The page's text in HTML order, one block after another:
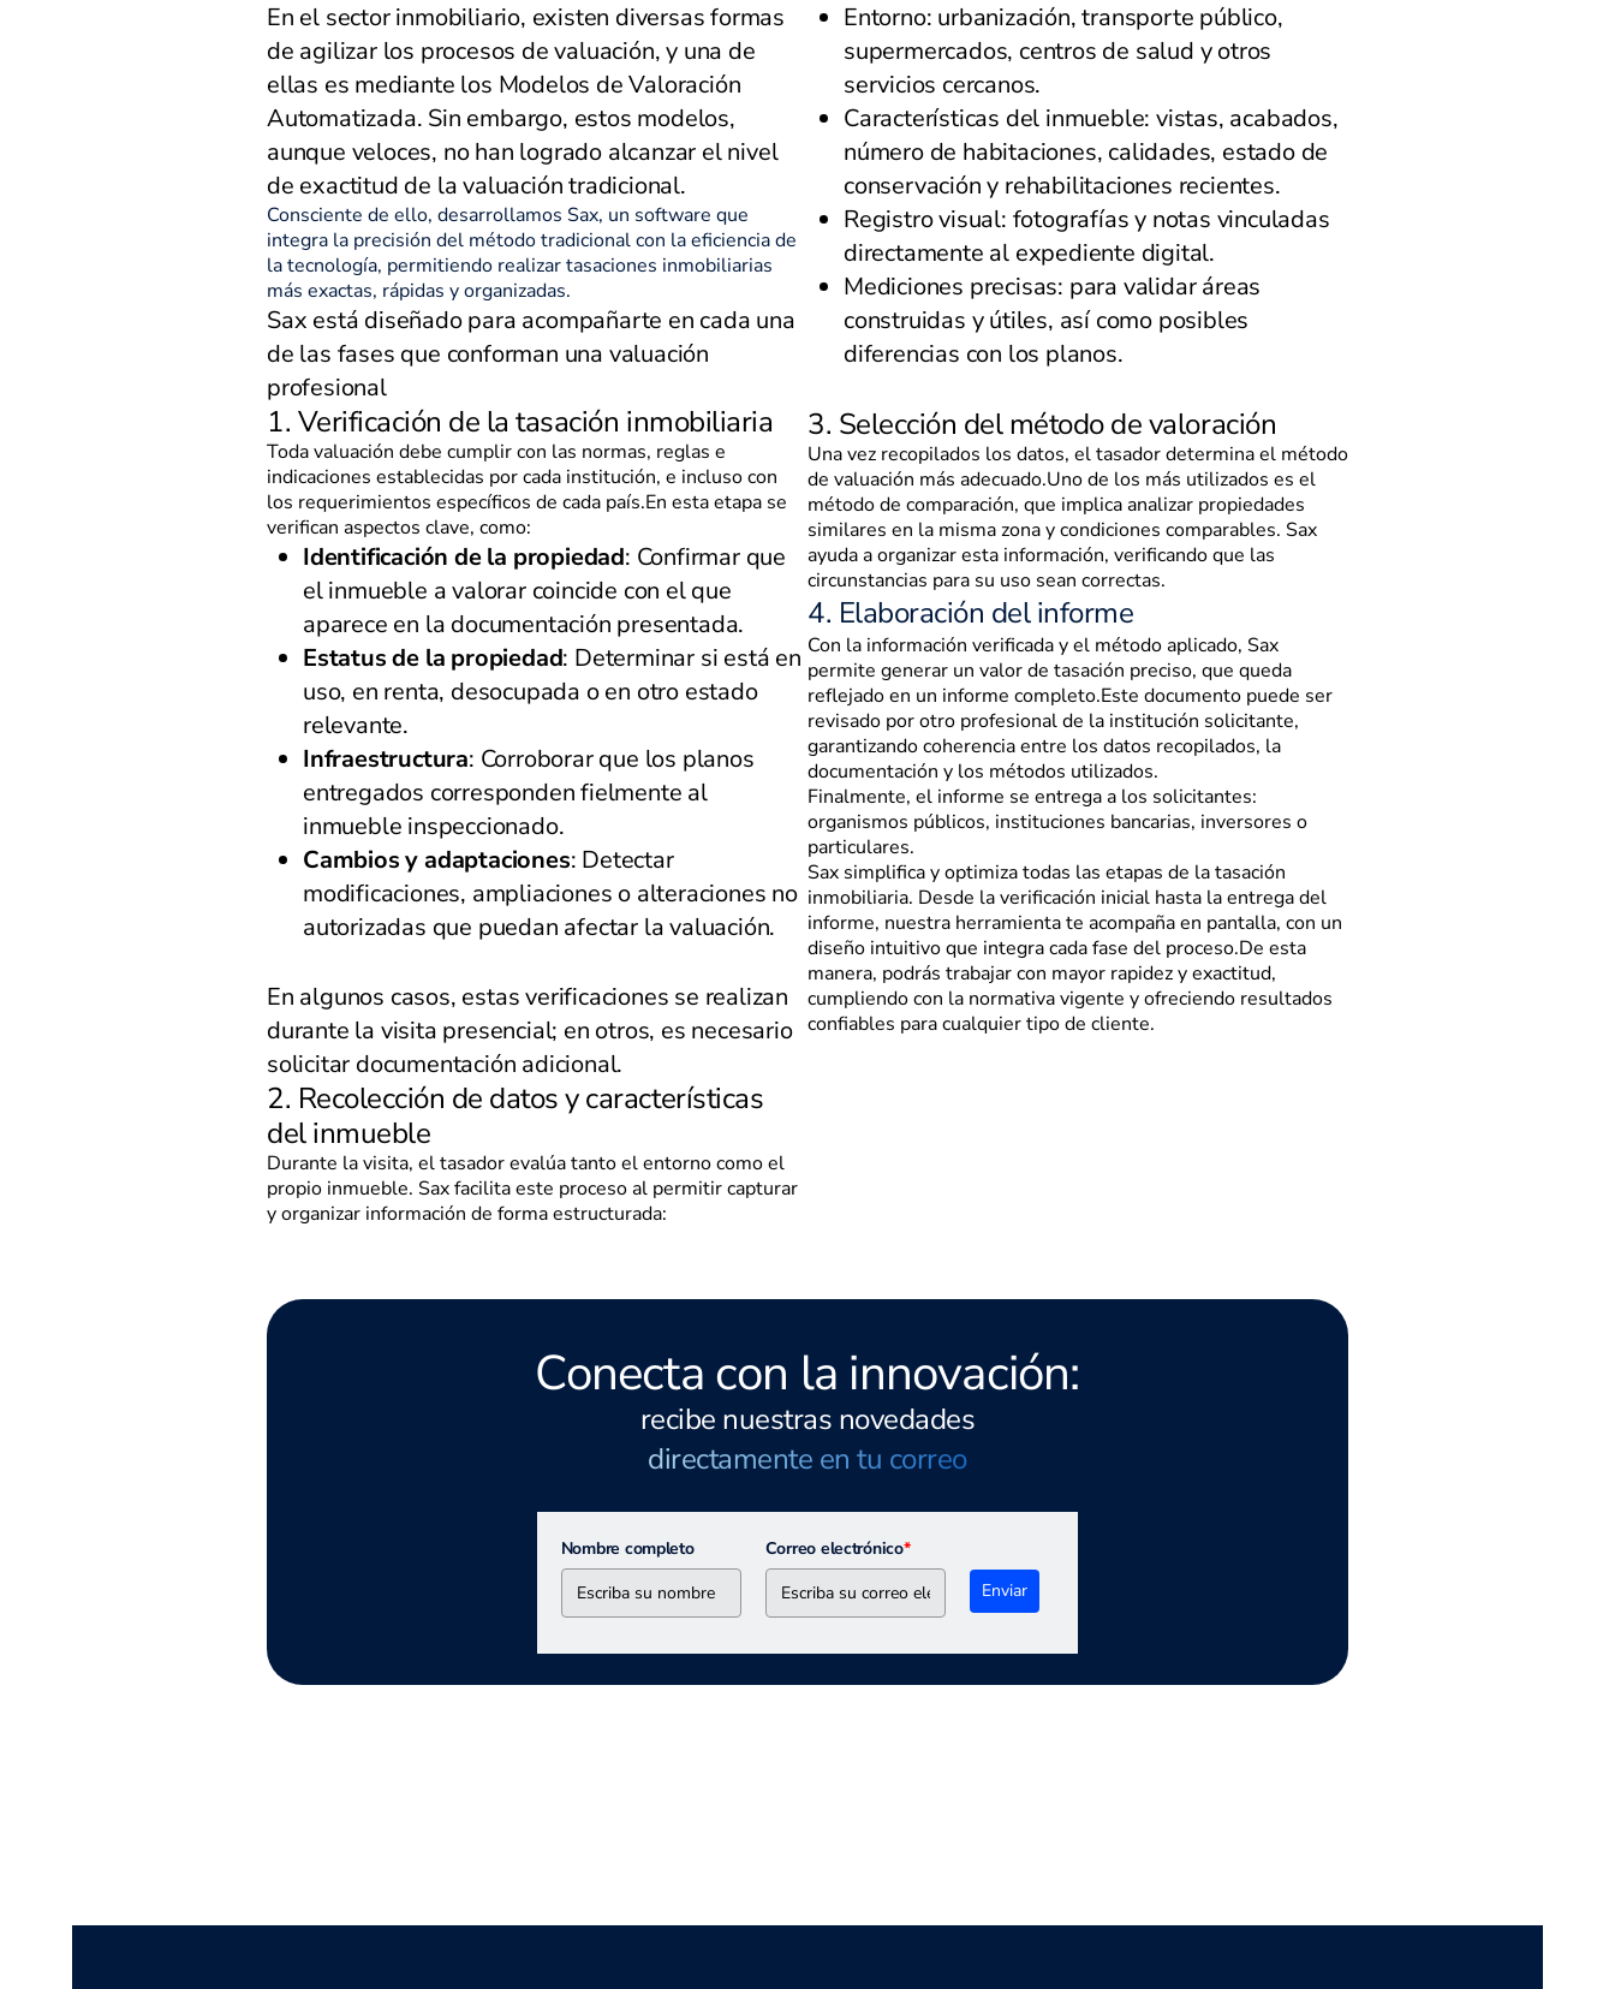
En el sector inmobiliario, existen diversas formas
de agilizar los procesos de valuación, y una de
ellas es mediante los Modelos de Valoración
Automatizada. Sin embargo, estos modelos,
aunque veloces, no han logrado alcanzar el nivel
de exactitud de la valuación tradicional.
Consciente de ello, desarrollamos Sax, un software que
integra la precisión del método tradicional con la eficiencia de
la tecnología, permitiendo realizar tasaciones inmobiliarias
más exactas, rápidas y organizadas.
Sax está diseñado para acompañarte en cada una
de las fases que conforman una valuación
profesional
1. Verificación de la tasación inmobiliaria
Toda valuación debe cumplir con las normas, reglas e
indicaciones establecidas por cada institución, e incluso con
los requerimientos específicos de cada país.En esta etapa se
verifican aspectos clave, como:
Identificación de la propiedad: Confirmar que
el inmueble a valorar coincide con el que
aparece en la documentación presentada.
Estatus de la propiedad: Determinar si está en
uso, en renta, desocupada o en otro estado
relevante.
Infraestructura: Corroborar que los planos
entregados corresponden fielmente al
inmueble inspeccionado.
Cambios y adaptaciones: Detectar
modificaciones, ampliaciones o alteraciones no
autorizadas que puedan afectar la valuación.
En algunos casos, estas verificaciones se realizan
durante la visita presencial; en otros, es necesario
solicitar documentación adicional.
2. Recolección de datos y características
del inmueble
Durante la visita, el tasador evalúa tanto el entorno como el
propio inmueble. Sax facilita este proceso al permitir capturar
y organizar información de forma estructurada:
Entorno: urbanización, transporte público,
supermercados, centros de salud y otros
servicios cercanos.
Características del inmueble: vistas, acabados,
número de habitaciones, calidades, estado de
conservación y rehabilitaciones recientes.
Registro visual: fotografías y notas vinculadas
directamente al expediente digital.
Mediciones precisas: para validar áreas
construidas y útiles, así como posibles
diferencias con los planos.
3. Selección del método de valoración
Una vez recopilados los datos, el tasador determina el método
de valuación más adecuado.Uno de los más utilizados es el
método de comparación, que implica analizar propiedades
similares en la misma zona y condiciones comparables. Sax
ayuda a organizar esta información, verificando que las
circunstancias para su uso sean correctas.
4. Elaboración del informe
Con la información verificada y el método aplicado, Sax
permite generar un valor de tasación preciso, que queda
reflejado en un informe completo.Este documento puede ser
revisado por otro profesional de la institución solicitante,
garantizando coherencia entre los datos recopilados, la
documentación y los métodos utilizados.
Finalmente, el informe se entrega a los solicitantes:
organismos públicos, instituciones bancarias, inversores o
particulares.
Sax simplifica y optimiza todas las etapas de la tasación
inmobiliaria. Desde la verificación inicial hasta la entrega del
informe, nuestra herramienta te acompaña en pantalla, con un
diseño intuitivo que integra cada fase del proceso.De esta
manera, podrás trabajar con mayor rapidez y exactitud,
cumpliendo con la normativa vigente y ofreciendo resultados
confiables para cualquier tipo de cliente.
Conecta con la innovación:
recibe nuestras novedades
directamente en tu correo
Nombre completo Correo electrónico*
Enviar